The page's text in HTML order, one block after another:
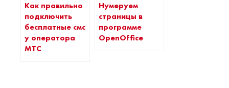
Как правильно
подключить
бесплатные смс
у оператора
МТС
Нумеруем
страницы в
программе
OpenOffice